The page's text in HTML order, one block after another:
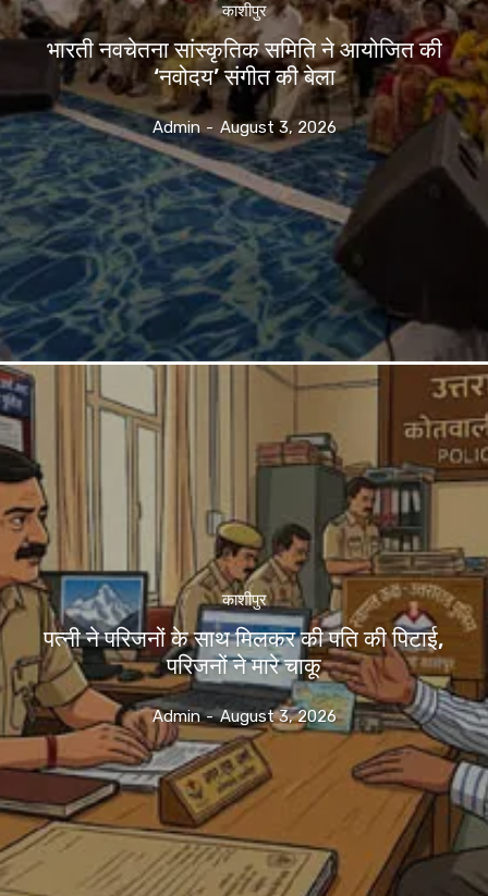
काशीपुर
भारती नवचेतना सांस्कृतिक समिति ने आयोजित की
‘नवोदय’ संगीत की बेला
Admin - August 3, 2026
काशीपुर
पत्नी ने परिजनों के साथ मिलकर की पति की पिटाई,
परिजनों ने मारे चाकू
Admin - August 3, 2026